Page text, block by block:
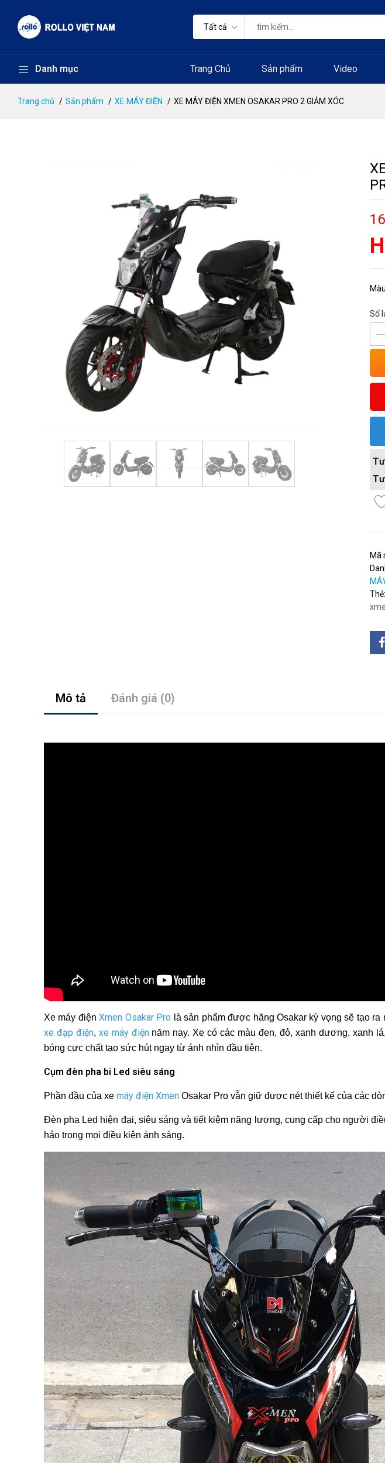
Tất cả
Danh mục Trang Chủ Sản phẩm Video
Trang chủ Sản phẩm XE MÁY ĐIỆN XE MÁY ĐIỆN XMEN OSAKAR PRO 2 GIẢM XÓC
Số
Mã
Thẻ:
Mô tả Đánh giá (0)
Xe máy điệnXmen Osakar Pro là sản phẩm được hãng Osakar kỳ vọng sẽ tạo
xe đạp điện, xe máy điệnnăm nay. Xe có các màu đen, đỏ, xanh dương, xanh
bóng cực chất tạo sức hút ngay từ ánh nhìn đầu tiên.
Cụm đèn pha bi Led siêu sáng
Phần đầu của xe máy điện Xmen Osakar Pro vẫn giữ được nét thiết kế của các
Đèn pha Led hiện đại, siêu sáng và tiết kiệm năng lượng, cung cấp cho người
hảo trong mọi điều kiện ánh sáng.